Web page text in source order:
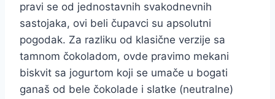
pravi se od jednostavnih svakodnevnih
sastojaka, ovi beli čupavci su apsolutni
pogodak. Za razliku od klasične verzije sa
tamnom čokoladom, ovde pravimo mekani
biskvit sa jogurtom koji se umače u bogati
ganaš od bele čokolade i slatke (neutralne)